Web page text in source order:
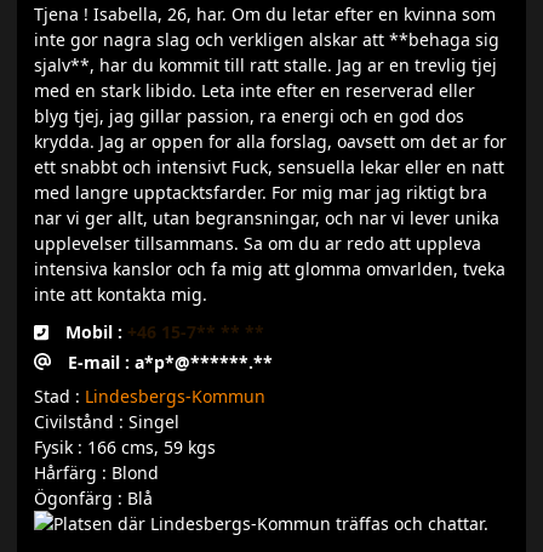
Tjena ! Isabella, 26, har. Om du letar efter en kvinna som
inte gor nagra slag och verkligen alskar att **behaga sig
sjalv**, har du kommit till ratt stalle. Jag ar en trevlig tjej
med en stark libido. Leta inte efter en reserverad eller
blyg tjej, jag gillar passion, ra energi och en god dos
krydda. Jag ar oppen for alla forslag, oavsett om det ar for
ett snabbt och intensivt Fuck, sensuella lekar eller en natt
med langre upptacktsfarder. For mig mar jag riktigt bra
nar vi ger allt, utan begransningar, och nar vi lever unika
upplevelser tillsammans. Sa om du ar redo att uppleva
intensiva kanslor och fa mig att glomma omvarlden, tveka
inte att kontakta mig.
Mobil : +46 15-7** ** **
E-mail : a*p*@******.**
Stad : Lindesbergs-Kommun
Civilstånd : Singel
Fysik : 166 cms, 59 kgs
Hårfärg : Blond
Ögonfärg : Blå